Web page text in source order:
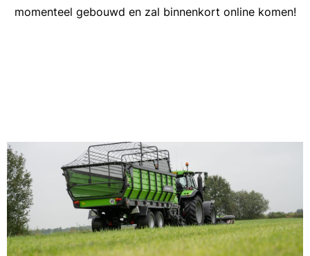
momenteel gebouwd en zal binnenkort online komen!